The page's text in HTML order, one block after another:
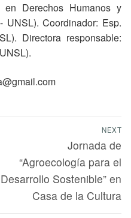
en Derechos Humanos y
Coordinador: Esp.
Directora responsable:
NEXT
Jornada de
“Agroecología para el
Desarrollo Sostenible” en
Casa de la Cultura